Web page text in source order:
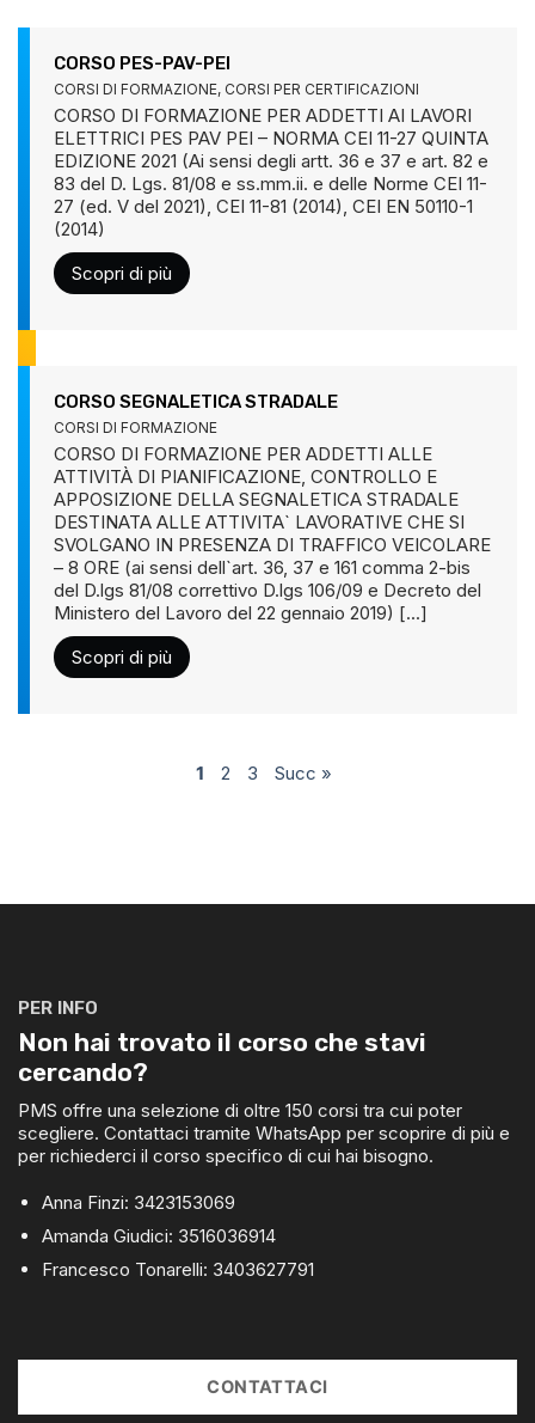
CORSO PES-PAV-PEI
CORSI DI FORMAZIONE, CORSI PER CERTIFICAZIONI
CORSO DI FORMAZIONE PER ADDETTI AI LAVORI
ELETTRICI PES PAV PEI – NORMA CEI 11-27 QUINTA
EDIZIONE 2021 (Ai sensi degli artt. 36 e 37 e art. 82 e
83 del D. Lgs. 81/08 e ss.mm.ii. e delle Norme CEI 11-
27 (ed. V del 2021), CEI 11-81 (2014), CEI EN 50110-1
(2014)
Scopri di più
CORSO SEGNALETICA STRADALE
CORSI DI FORMAZIONE
CORSO DI FORMAZIONE PER ADDETTI ALLE
ATTIVITÀ DI PIANIFICAZIONE, CONTROLLO E
APPOSIZIONE DELLA SEGNALETICA STRADALE
DESTINATA ALLE ATTIVITA` LAVORATIVE CHE SI
SVOLGANO IN PRESENZA DI TRAFFICO VEICOLARE
– 8 ORE (ai sensi dell`art. 36, 37 e 161 comma 2-bis
del D.lgs 81/08 correttivo D.lgs 106/09 e Decreto del
Ministero del Lavoro del 22 gennaio 2019) [...]
Scopri di più
1 2 3 Succ »
PER INFO
Non hai trovato il corso che stavi
cercando?
PMS offre una selezione di oltre 150 corsi tra cui poter
scegliere. Contattaci tramite WhatsApp per scoprire di più e
per richiederci il corso specifico di cui hai bisogno.
Anna Finzi: 3423153069
Amanda Giudici: 3516036914
Francesco Tonarelli: 3403627791
CONTATTACI